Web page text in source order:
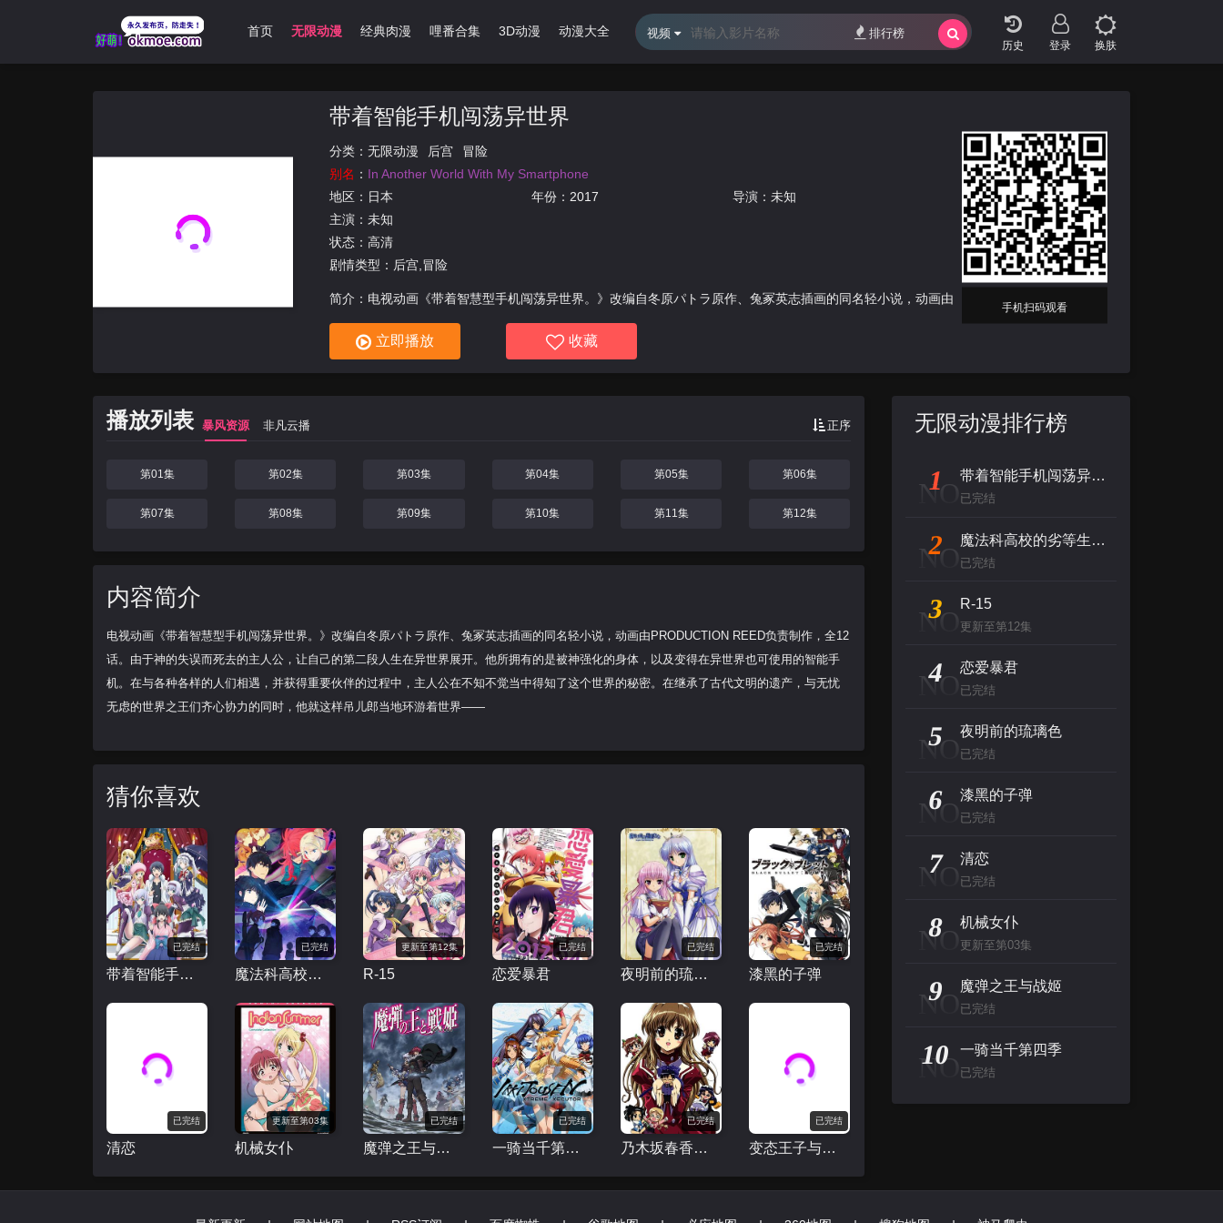
首页 无限动漫 经典肉漫 哩番合集 3D动漫 动漫大全 R级电影 影视大全 热播剧 影视专题 最近更新 排行榜
登录 换肤
视频 排行榜
带着智能手机闯荡异世界
分类： 无限动漫 后宫
冒险
别名 ： In Another World With My Smartphone
地区： 日本 年份： 2017
导演：未知
主演：未知
状态：高清
剧情类型：后宫,冒险
简介：电视动画《带着智慧型手机闯荡异世界。》改编自冬原パトラ原作、兔冢英志插画的同名轻小说，动画由
PRODUCTION REED负责制作，全12话。由于神的失误而死去的主人公，让自己的第二段人生在异世界展开
立即播放 收藏
手机扫码观看
播放列表 暴风资源 非凡云播 正序
第01集 第02集 第03集 第04集 第05集 第06集
第07集 第08集 第09集 第10集 第11集 第12集
内容简介
电视动画《带着智慧型手机闯荡异世界。》改编自冬原パトラ原作、兔冢英志插画的同名轻小说，动画由PRODUCTION REED负责制作，全12
话。由于神的失误而死去的主人公，让自己的第二段人生在异世界展开。他所拥有的是被神强化的身体，以及变得在异世界也可使用的智能手
机。在与各种各样的人们相遇，并获得重要伙伴的过程中，主人公在不知不觉当中得知了这个世界的秘密。在继承了古代文明的遗产，与无忧
无虑的世界之王们齐心协力的同时，他就这样吊儿郎当地环游着世界——
猜你喜欢
已完结
带着智能手机闯荡异世界
已完结
魔法科高校的劣等生 来访者篇
更新至第12集
R-15
已完结
恋爱暴君
已完结
夜明前的琉璃色
已完结
漆黑的子弹
已完结
清恋
更新至第03集
机械女仆
已完结
魔弹之王与战姬
已完结
一骑当千第四季
已完结
乃木坂春香的秘密
已完结
变态王子与不笑猫
无限动漫排行榜
NO
1 带着智能手机闯荡异世界
已完结
NO
2 魔法科高校的劣等生 来访者篇
已完结
NO
3 R-15
更新至第12集
NO
4 恋爱暴君
已完结
NO
5 夜明前的琉璃色
已完结
NO
6 漆黑的子弹
已完结
NO
7 清恋
已完结
NO
8 机械女仆
更新至第03集
NO
9 魔弹之王与战姬
已完结
NO
10 一骑当千第四季
已完结